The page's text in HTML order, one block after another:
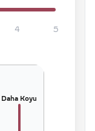
4 5
Daha Koyu